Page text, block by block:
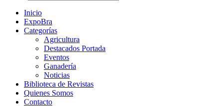
Inicio
ExpoBra
Categorías
Agricultura
Destacados Portada
Eventos
Ganadería
Noticias
Biblioteca de Revistas
Quienes Somos
Contacto